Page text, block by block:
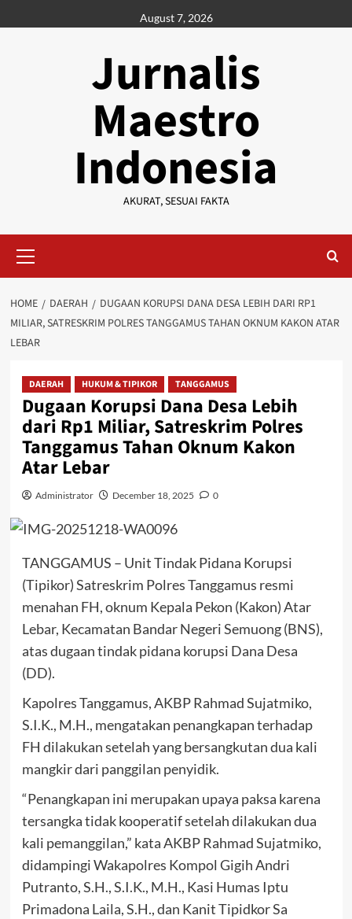
to
August 7, 2026
Jurnalis
Maestro
Indonesia
AKURAT, SESUAI FAKTA
Menu
HOME DAERAH
DUGAAN KORUPSI DANA DESA LEBIH DARI RP1
MILIAR, SATRESKRIM POLRES TANGGAMUS TAHAN OKNUM KAKON ATAR
LEBAR
DAERAH HUKUM & TIPIKOR TANGGAMUS
Dugaan Korupsi Dana Desa Lebih
dari Rp1 Miliar, Satreskrim Polres
Tanggamus Tahan Oknum Kakon
Atar Lebar
Administrator December 18, 2025 0
TANGGAMUS – Unit Tindak Pidana Korupsi
(Tipikor) Satreskrim Polres Tanggamus resmi
menahan FH, oknum Kepala Pekon (Kakon) Atar
Lebar, Kecamatan Bandar Negeri Semuong (BNS),
atas dugaan tindak pidana korupsi Dana Desa
(DD).
Kapolres Tanggamus, AKBP Rahmad Sujatmiko,
S.I.K., M.H., mengatakan penangkapan terhadap
FH dilakukan setelah yang bersangkutan dua kali
mangkir dari panggilan penyidik.
“Penangkapan ini merupakan upaya paksa karena
tersangka tidak kooperatif setelah dilakukan dua
kali pemanggilan,” kata AKBP Rahmad Sujatmiko,
didampingi Wakapolres Kompol Gigih Andri
Putranto, S.H., S.I.K., M.H., Kasi Humas Iptu
Primadona Laila, S.H., dan Kanit Tipidkor Sa